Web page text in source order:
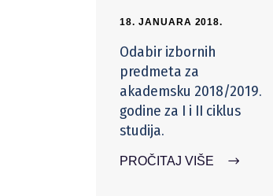
18. JANUARA 2018.
Odabir izbornih
predmeta za
akademsku 2018/2019.
godine za I i II ciklus
studija.
PROČITAJ VIŠE